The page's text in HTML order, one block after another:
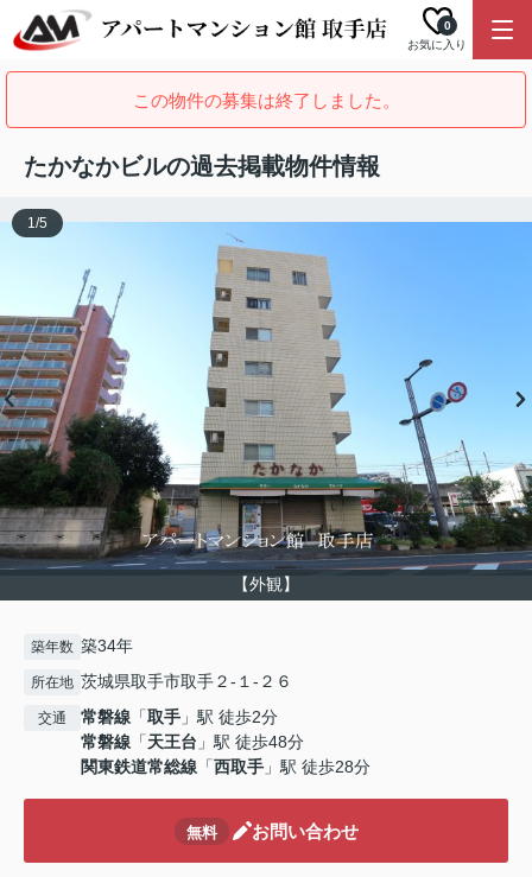
お気に入り
0
この物件の募集は終了しました。
たかなかビルの過去掲載物件情報
【外観】
1/5
築年数 築34年
所在地 茨城県取手市取手２-１-２６
交通 常磐線 「取手 」駅 徒歩2分
常磐線 「天王台 」駅 徒歩48分
関東鉄道常総線 「西取手 」駅 徒歩28分
無料 お問い合わせ